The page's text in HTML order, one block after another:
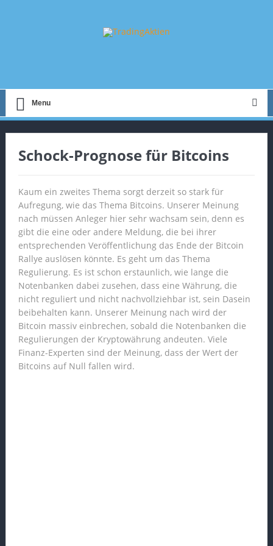
Menu
Schock-Prognose für Bitcoins
Kaum ein zweites Thema sorgt derzeit so stark für
Aufregung, wie das Thema Bitcoins. Unserer Meinung
nach müssen Anleger hier sehr wachsam sein, denn es
gibt die eine oder andere Meldung, die bei ihrer
entsprechenden Veröffentlichung das Ende der Bitcoin
Rallye auslösen könnte. Es geht um das Thema
Regulierung. Es ist schon erstaunlich, wie lange die
Notenbanken dabei zusehen, dass eine Währung, die
nicht reguliert und nicht nachvollziehbar ist, sein Dasein
beibehalten kann. Unserer Meinung nach wird der
Bitcoin massiv einbrechen, sobald die Notenbanken die
Regulierungen der Kryptowährung andeuten. Viele
Finanz-Experten sind der Meinung, dass der Wert der
Bitcoins auf Null fallen wird.